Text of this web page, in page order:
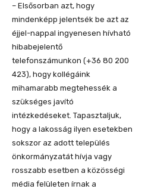
– Elsősorban azt, hogy
mindenképp jelentsék be azt az
éjjel-nappal ingyenesen hívható
hibabejelentő
telefonszámunkon (+36 80 200
423), hogy kollégáink
mihamarabb megtehessék a
szükséges javító
intézkedéseket. Tapasztaljuk,
hogy a lakosság ilyen esetekben
sokszor az adott település
önkormányzatát hívja vagy
rosszabb esetben a közösségi
média felületen írnak a